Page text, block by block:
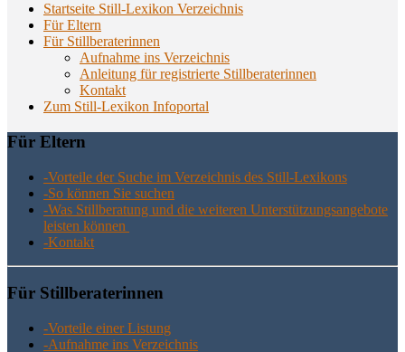
Startseite Still-Lexikon Verzeichnis
Für Eltern
Für Stillberaterinnen
Aufnahme ins Verzeichnis
Anlei­tung für regis­trier­te Stillberaterinnen
Kon­takt
Zum Still-Lexikon Infoportal
Für Eltern
-Vor­tei­le der Suche im Ver­zeich­nis des Still-Lexikons
-So kön­nen Sie suchen
-Was Still­be­ra­tung und die wei­te­ren Unter­stüt­zungs­an­ge­bo­te
leis­ten können
-Kon­takt
Für Still­be­ra­te­rin­nen
-Vor­tei­le einer Listung
-Auf­nah­me ins Verzeichnis